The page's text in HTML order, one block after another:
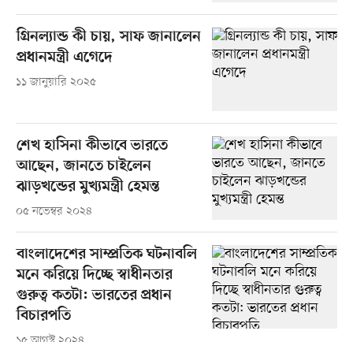
গ্রিনল্যান্ড কী চায়, সাফ জানালেন
প্রধানমন্ত্রী এগেদে
১১ জানুয়ারি ২০২৫
শেখ হাসিনা কীভাবে ভারতে
আছেন, জানতে চাইলেন
ঝাড়খন্ডের মুখ্যমন্ত্রী হেমন্ত
০৫ নভেম্বর ২০২৪
বাংলাদেশের সাম্প্রতিক ঘটনাবলি
মনে করিয়ে দিচ্ছে স্বাধীনতার
গুরুত্ব কতটা: ভারতের প্রধান
বিচারপতি